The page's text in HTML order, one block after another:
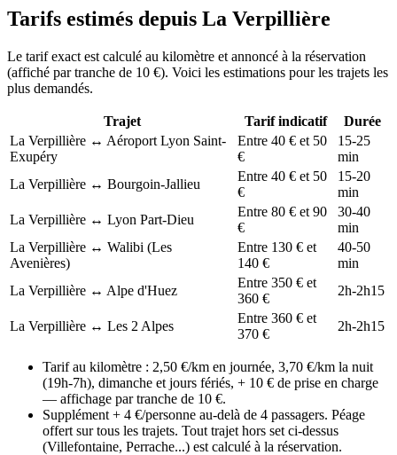
Tarifs estimés depuis La Verpillière
Le tarif exact est calculé au kilomètre et annoncé à la réservation
(affiché par tranche de 10 €). Voici les estimations pour les trajets les
plus demandés.
Trajet Tarif indicatif
Durée
La Verpillière ↔ Aéroport Lyon Saint-
Exupéry
Entre 40 € et 50
€
15-25
min
La Verpillière ↔ Bourgoin-Jallieu
Entre 40 € et 50
€
15-20
min
La Verpillière ↔ Lyon Part-Dieu
Entre 80 € et 90
€
30-40
min
La Verpillière ↔ Walibi (Les
Avenières)
Entre 130 € et
140 €
40-50
min
La Verpillière ↔ Alpe d'Huez
Entre 350 € et
360 €
2h-2h15
La Verpillière ↔ Les 2 Alpes
Entre 360 € et
370 €
2h-2h15
Tarif au kilomètre : 2,50 €/km en journée, 3,70 €/km la nuit
(19h-7h), dimanche et jours fériés, + 10 € de prise en charge
— affichage par tranche de 10 €.
Supplément + 4 €/personne au-delà de 4 passagers. Péage
offert sur tous les trajets. Tout trajet hors set ci-dessus
(Villefontaine, Perrache...) est calculé à la réservation.